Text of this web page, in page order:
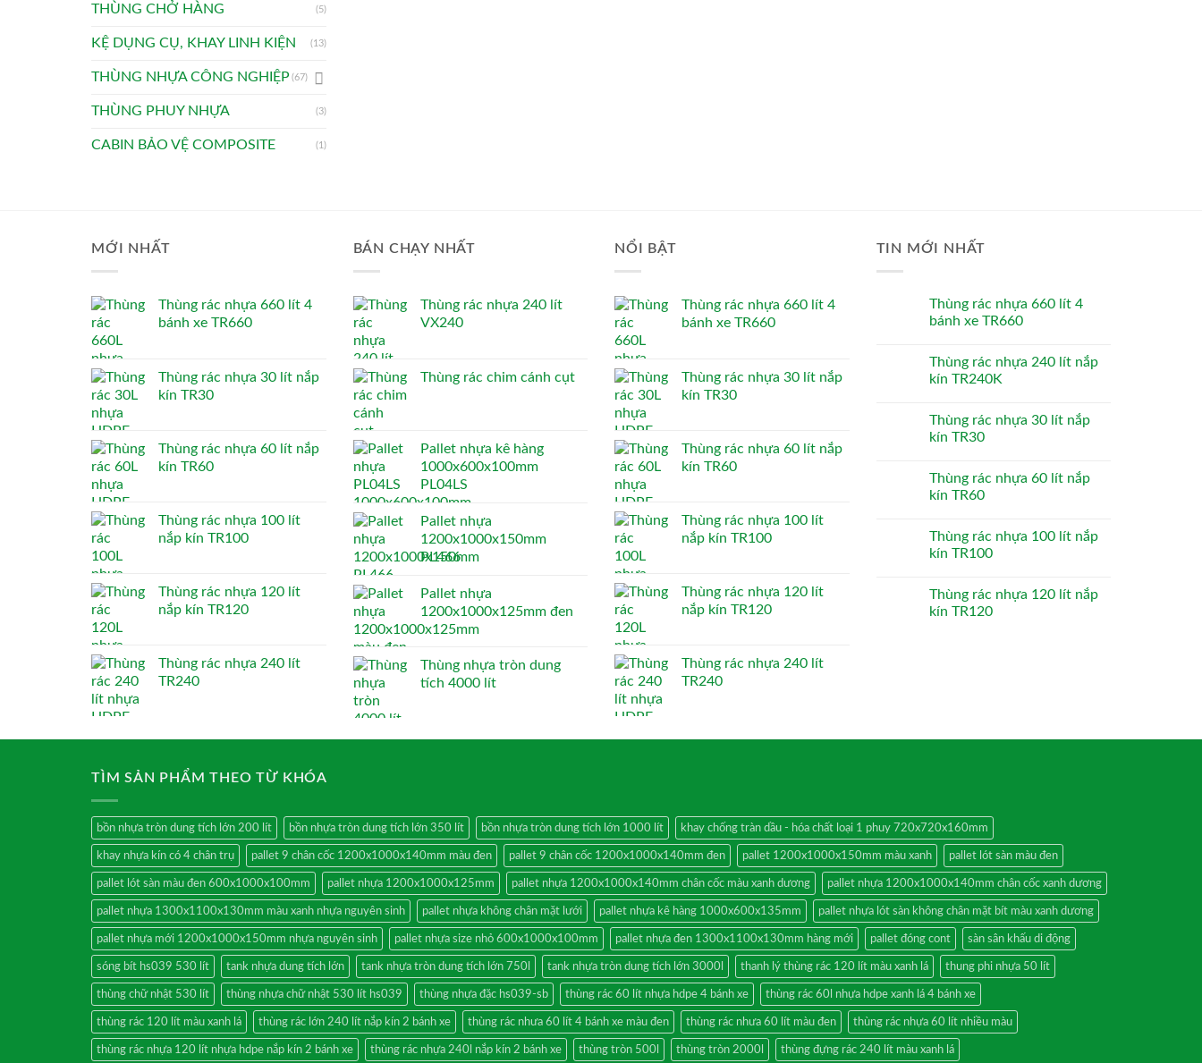
THÙNG CHỞ HÀNG (5)
KỆ DỤNG CỤ, KHAY LINH KIỆN (13)
THÙNG NHỰA CÔNG NGHIỆP(67)
THÙNG PHUY NHỰA (3)
CABIN BẢO VỆ COMPOSITE (1)
MỚI NHẤT
Thùng rác nhựa 660 lít 4
bánh xe TR660
Thùng rác nhựa 30 lít nắp
kín TR30
Thùng rác nhựa 60 lít nắp
kín TR60
Thùng rác nhựa 100 lít
nắp kín TR100
Thùng rác nhựa 120 lít
nắp kín TR120
Thùng rác nhựa 240 lít
TR240
BÁN CHẠY NHẤT
Thùng rác nhựa 240 lít
VX240
Thùng rác chim cánh cụt
Pallet nhựa kê hàng
1000x600x100mm
PL04LS
Pallet nhựa
1200x1000x150mm
PL466
Pallet nhựa
1200x1000x125mm đen
Thùng nhựa tròn dung
tích 4000 lít
NỔI BẬT
Thùng rác nhựa 660 lít 4
bánh xe TR660
Thùng rác nhựa 30 lít nắp
kín TR30
Thùng rác nhựa 60 lít nắp
kín TR60
Thùng rác nhựa 100 lít
nắp kín TR100
Thùng rác nhựa 120 lít
nắp kín TR120
Thùng rác nhựa 240 lít
TR240
TIN MỚI NHẤT
Thùng rác nhựa 660 lít 4
bánh xe TR660
Thùng rác nhựa 240 lít nắp
kín TR240K
Thùng rác nhựa 30 lít nắp
kín TR30
Thùng rác nhựa 60 lít nắp
kín TR60
Thùng rác nhựa 100 lít nắp
kín TR100
Thùng rác nhựa 120 lít nắp
kín TR120
TÌM SẢN PHẨM THEO TỪ KHÓA
bồn nhựa tròn dung tích lớn 200 lít bồn nhựa tròn dung tích lớn 350 lít bồn nhựa tròn dung tích lớn 1000 lít khay chống tràn dầu - hóa chất loại 1 phuy 720x720x160mm
khay nhựa kín có 4 chân trụ pallet 9 chân cốc 1200x1000x140mm màu đen pallet 9 chân cốc 1200x1000x140mm đen pallet 1200x1000x150mm màu xanh pallet lót sàn màu đen
pallet lót sàn màu đen 600x1000x100mm pallet nhựa 1200x1000x125mm pallet nhựa 1200x1000x140mm chân cốc màu xanh dương pallet nhựa 1200x1000x140mm chân cốc xanh dương
pallet nhựa 1300x1100x130mm màu xanh nhựa nguyên sinh pallet nhựa không chân mặt lưới pallet nhựa kê hàng 1000x600x135mm pallet nhựa lót sàn không chân mặt bít màu xanh dương
pallet nhựa mới 1200x1000x150mm nhựa nguyên sinh pallet nhựa size nhỏ 600x1000x100mm pallet nhựa đen 1300x1100x130mm hàng mới pallet đóng cont sàn sân khấu di động
sóng bít hs039 530 lít tank nhựa dung tích lớn tank nhựa tròn dung tích lớn 750l tank nhựa tròn dung tích lớn 3000l thanh lý thùng rác 120 lít màu xanh lá thung phi nhựa 50 lít
thùng chữ nhật 530 lít thùng nhựa chữ nhật 530 lít hs039 thùng nhựa đặc hs039-sb thùng rác 60 lít nhựa hdpe 4 bánh xe thùng rác 60l nhựa hdpe xanh lá 4 bánh xe
thùng rác 120 lít màu xanh lá thùng rác lớn 240 lít nắp kín 2 bánh xe thùng rác nhưa 60 lít 4 bánh xe màu đen thùng rác nhưa 60 lít màu đen thùng rác nhựa 60 lít nhiều màu
thùng rác nhựa 120 lít nhựa hdpe nắp kín 2 bánh xe thùng rác nhựa 240l nắp kín 2 bánh xe thùng tròn 500l thùng tròn 2000l thùng đựng rác 240 lít màu xanh lá